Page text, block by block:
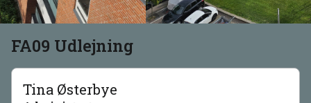
FA09 Udlejning
Tina Østerbye